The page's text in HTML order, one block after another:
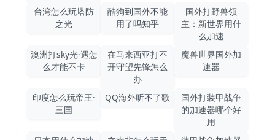
台湾怎么玩塔防
之光
酷狗到国外不能
用了吗知乎
国外打野兽领
主：新世界用什
么加速
澳洲打sky光·遇怎
么才能不卡
在马来西亚打不
开守望先锋怎么
办
魔兽世界国外加
速器
印度怎么玩帝王·
三国
QQ海外听不了歌
国外打装甲战争
的加速器哪个好
用